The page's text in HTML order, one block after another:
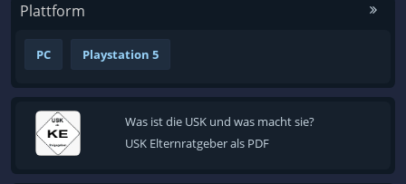
Plattform
PC Playstation 5
Was ist die USK und was macht sie?
USK Elternratgeber als PDF